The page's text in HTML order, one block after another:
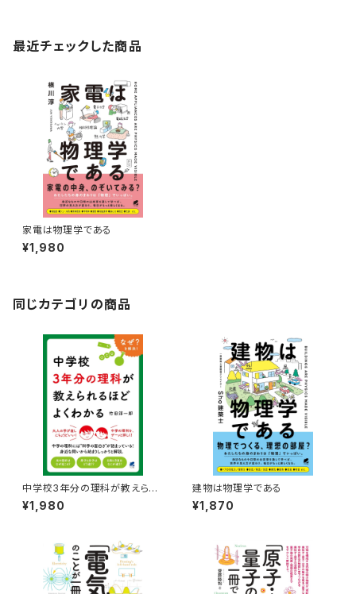
最近チェックした商品
家電は物理学である
¥1,980
同じカテゴリの商品
中学校3年分の理科が教えられ
るほどよくわかる
¥1,980
建物は物理学である
¥1,870